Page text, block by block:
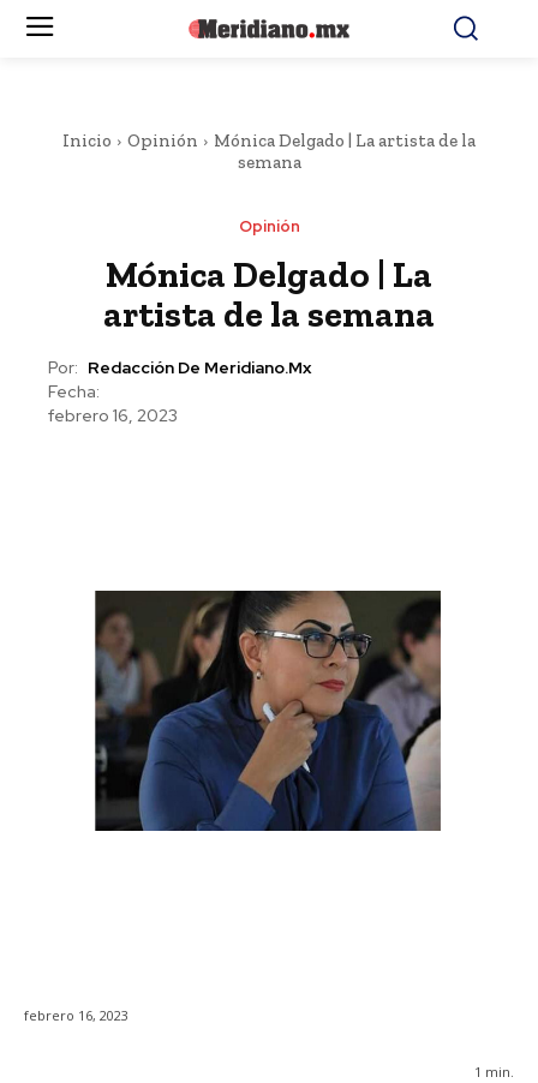
Inicio Opinión
Mónica Delgado | La artista de la
semana
Opinión
Mónica Delgado | La
artista de la semana
Por: Redacción De Meridiano.mx
Fecha:
febrero 16, 2023
febrero 16, 2023
1 min.